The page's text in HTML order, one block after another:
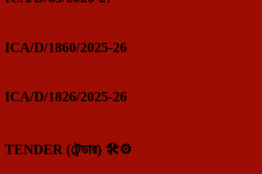
ICA/D/1860/2025-26
ICA/D/1826/2025-26
TENDER (টেন্ডার) 🛠️⚙️